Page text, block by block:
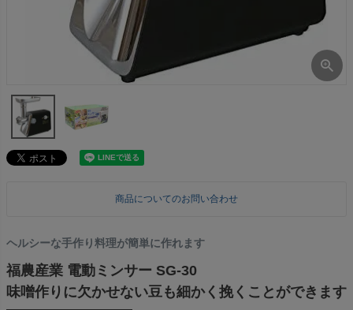
商品についてのお問い合わせ
ヘルシーな手作り料理が簡単に作れます
福農産業 電動ミンサー SG-30
味噌作りに欠かせない豆も細かく挽くことができます